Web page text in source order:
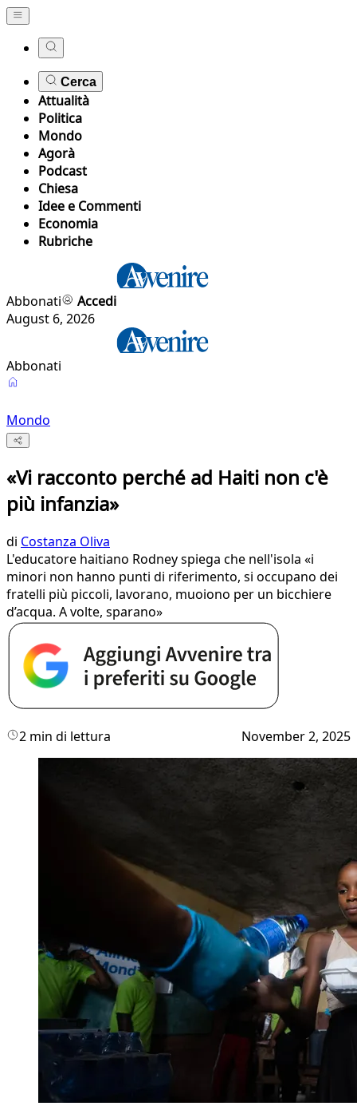
Cerca
Attualità
Politica
Mondo
Agorà
Podcast
Chiesa
Idee e Commenti
Economia
Rubriche
Abbonati
Accedi
August 6, 2026
Abbonati
Mondo
«Vi racconto perché ad Haiti non c'è
più infanzia»
di Costanza Oliva
L'educatore haitiano Rodney spiega che nell'isola «i
minori non hanno punti di riferimento, si occupano dei
fratelli più piccoli, lavorano, muoiono per un bicchiere
d’acqua. A volte, sparano»
2 min di lettura November 2, 2025